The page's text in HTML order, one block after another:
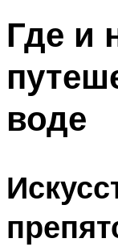
Где и
воде